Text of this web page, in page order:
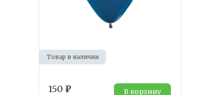
Товар в наличии
150 ₽ В корзину